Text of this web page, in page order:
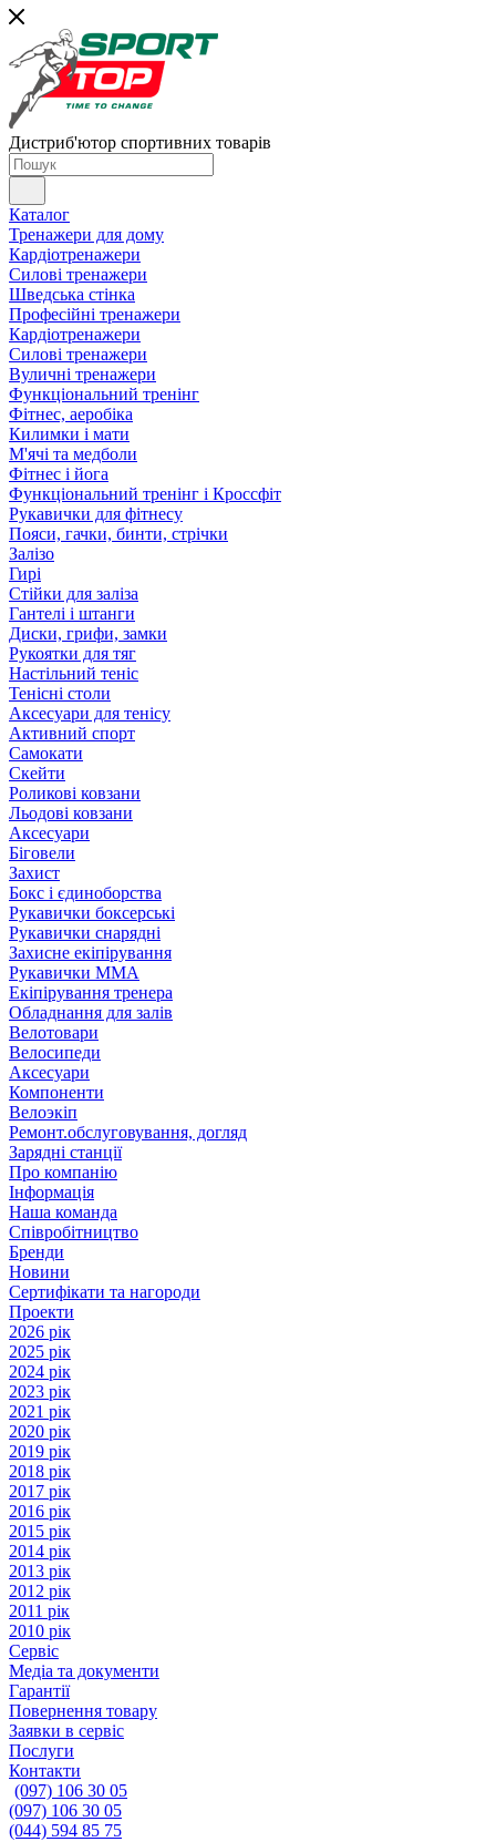
Дистриб'ютор спортивних товарів
Каталог
Тренажери для дому
Кардіотренажери
Силові тренажери
Шведська стінка
Професійні тренажери
Кардіотренажери
Силові тренажери
Вуличні тренажери
Функціональний тренінг
Фітнес, аеробіка
Килимки і мати
М'ячі та медболи
Фітнес і йога
Функціональний тренінг і Кроссфіт
Рукавички для фітнесу
Пояси, гачки, бинти, стрічки
Залізо
Гирі
Стійки для заліза
Гантелі і штанги
Диски, грифи, замки
Рукоятки для тяг
Настільний теніс
Тенісні столи
Аксесуари для тенісу
Активний спорт
Самокати
Скейти
Роликові ковзани
Льодові ковзани
Аксесуари
Біговели
Захист
Бокс і єдиноборства
Рукавички боксерські
Рукавички снарядні
Захисне екіпірування
Рукавички ММА
Екіпірування тренера
Обладнання для залів
Велотовари
Велосипеди
Аксесуари
Компоненти
Велоэкіп
Ремонт.обслуговування, догляд
Зарядні станції
Про компанію
Інформація
Наша команда
Співробітництво
Бренди
Новини
Сертифікати та нагороди
Проекти
2026 рік
2025 рік
2024 рік
2023 рік
2021 рік
2020 рік
2019 рік
2018 рік
2017 рік
2016 рік
2015 рік
2014 рік
2013 рік
2012 рік
2011 рік
2010 рік
Сервіс
Медіа та документи
Гарантії
Повернення товару
Заявки в сервіс
Послуги
Контакти
(097) 106 30 05
(097) 106 30 05
(044) 594 85 75